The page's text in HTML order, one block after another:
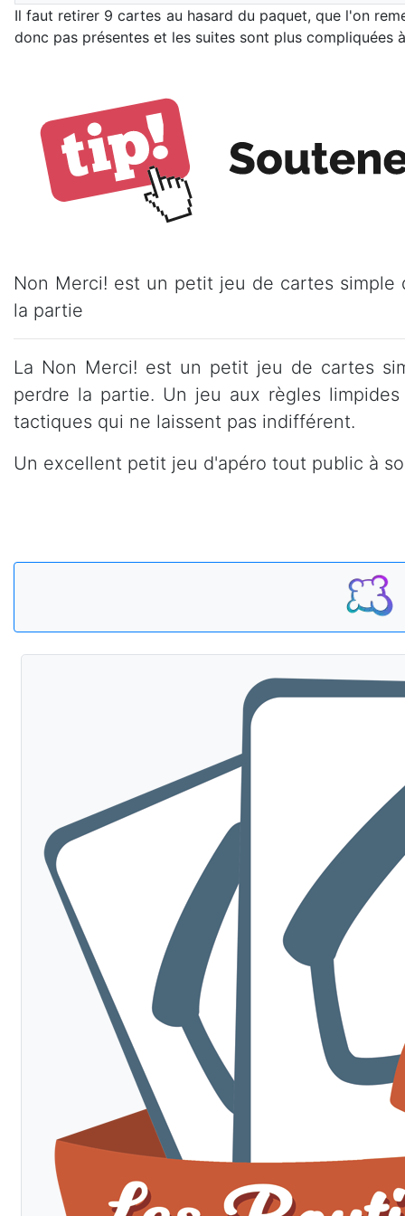
Il faut retirer 9 cartes au hasard du paquet, que l'on
donc pas présentes et les suites sont plus compliquées
Non Merci! est un petit jeu de cartes
la partie
La Non Merci! est un petit jeu de cartes
perdre la partie. Un jeu aux règles
tactiques qui ne laissent pas indifférent.
Un excellent petit jeu d'apéro tout public à